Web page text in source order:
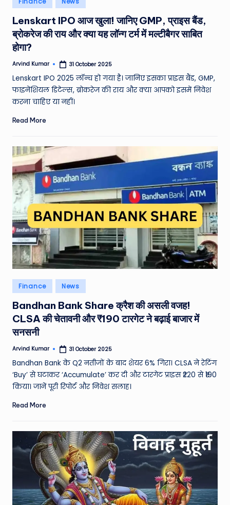
e
a
t
h
er
,
T
e
h
&
M
o
vi
e
N
e
w
s
A
ro
u
n
T
h
e
rl
in
Lenskart IPO आज खुला! जानिए GMP, प्राइस बैंड,
ब्रोकरेज की राय और क्या यह लॉन्ग टर्म में मल्टीबैगर साबित
होगा?
Posted
Arvind Kumar 31 October 2025
Lenskart IPO 2025 लॉन्च हो गया है। जानिए इसका प्राइस बैंड, GMP,
फाइनेंशियल डिटेल्स, ब्रोकरेज की राय और क्या आपको इसमें निवेश
करना चाहिए या नहीं।
Read More
Posted
in
Finance News
Bandhan Bank Share क्रैश की असली वजह!
CLSA की चेतावनी और ₹190 टारगेट ने बढ़ाई बाजार में
सनसनी
Posted
Arvind Kumar 31 October 2025
Bandhan Bank के Q2 नतीजों के बाद शेयर 6% गिरा। CLSA ने रेटिंग
‘Buy’ से घटाकर ‘Accumulate’ कर दी और टारगेट प्राइस ₹220 से ₹190
किया। जानें पूरी रिपोर्ट और निवेश सलाह।
Read More